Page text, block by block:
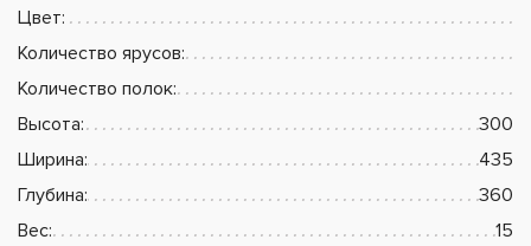
Цвет:
Количество ярусов:
Количество полок:
Высота:
300
Ширина:
435
Глубина:
360
Вес:
15